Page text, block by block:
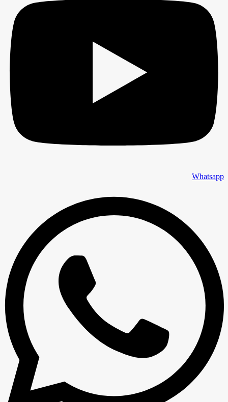
Whatsapp